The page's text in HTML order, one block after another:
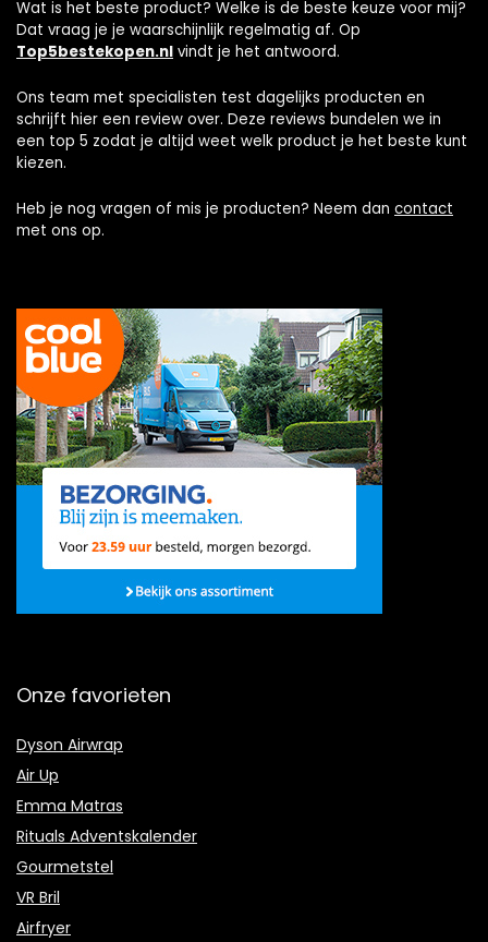
Wat is het beste product? Welke is de beste keuze voor mij?
Dat vraag je je waarschijnlijk regelmatig af. Op
Top5bestekopen.nl vindt je het antwoord.
Ons team met specialisten test dagelijks producten en
schrijft hier een review over. Deze reviews bundelen we in
een top 5 zodat je altijd weet welk product je het beste kunt
kiezen.
Heb je nog vragen of mis je producten? Neem dan contact
met ons op.
Onze favorieten
Dyson Airwrap
Air Up
Emma Matras
Rituals Adventskalender
Gourmetstel
VR Bril
Airfryer